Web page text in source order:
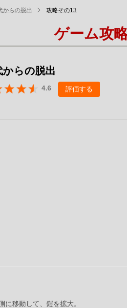
からの脱出 攻略その13
ゲーム攻
からの脱出
4.6 評価する
に移動して、鎧を拡大。